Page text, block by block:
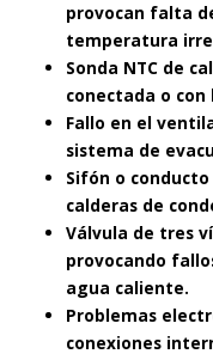
provocan falta
temperatura
Sonda NTC de
conectada o
Fallo en el
sistema de
Sifón o
calderas de
Válvula de tres
provocando
agua caliente.
Problemas
conexiones